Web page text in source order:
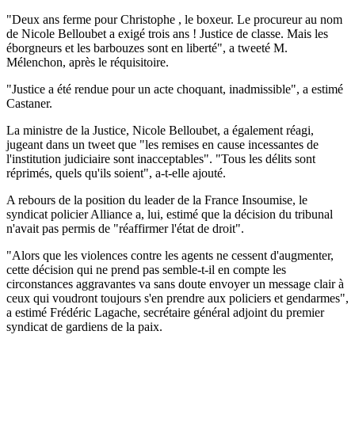
"Deux ans ferme pour Christophe , le boxeur. Le procureur au nom
de Nicole Belloubet a exigé trois ans ! Justice de classe. Mais les
éborgneurs et les barbouzes sont en liberté", a tweeté M.
Mélenchon, après le réquisitoire.
"Justice a été rendue pour un acte choquant, inadmissible", a estimé
Castaner.
La ministre de la Justice, Nicole Belloubet, a également réagi,
jugeant dans un tweet que "les remises en cause incessantes de
l'institution judiciaire sont inacceptables". "Tous les délits sont
réprimés, quels qu'ils soient", a-t-elle ajouté.
A rebours de la position du leader de la France Insoumise, le
syndicat policier Alliance a, lui, estimé que la décision du tribunal
n'avait pas permis de "réaffirmer l'état de droit".
"Alors que les violences contre les agents ne cessent d'augmenter,
cette décision qui ne prend pas semble-t-il en compte les
circonstances aggravantes va sans doute envoyer un message clair à
ceux qui voudront toujours s'en prendre aux policiers et gendarmes",
a estimé Frédéric Lagache, secrétaire général adjoint du premier
syndicat de gardiens de la paix.